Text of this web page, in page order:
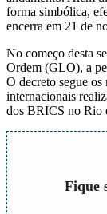
forma simbólica,
encerra em 21 de
No começo desta
Ordem (GLO), a
O decreto segue os
internacionais
dos BRICS no Rio
Fique